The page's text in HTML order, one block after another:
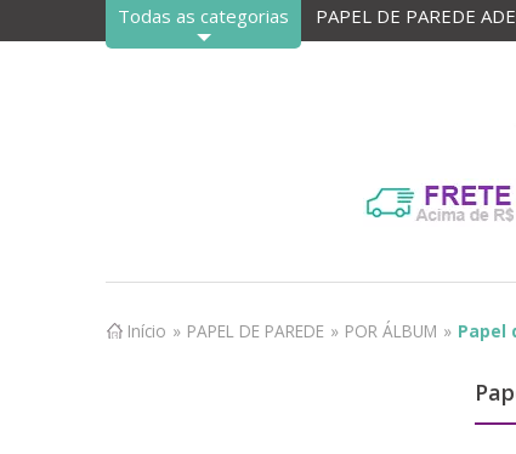
Todas as categorias PAPEL DE PAREDE
Início » PAPEL DE PAREDE » POR ÁLBUM » Papel